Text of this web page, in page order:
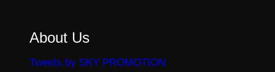
About Us
Tweets by SKY PROMOTION